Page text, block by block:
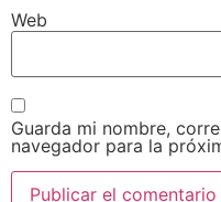
Web
Guarda mi nombre,
navegador para la